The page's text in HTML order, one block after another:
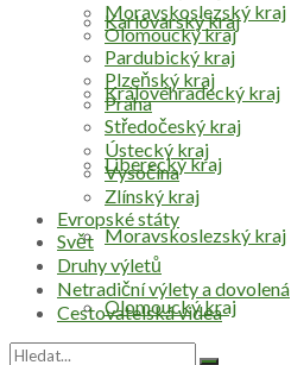
Karlovarský kraj
Královéhradecký kraj
Liberecký kraj
Moravskoslezský kraj
Olomoucký kraj
Moravskoslezský kraj
Olomoucký kraj
Pardubický kraj
Plzeňský kraj
Praha
Středočeský kraj
Ústecký kraj
Vysočina
Zlínský kraj
Evropské státy
Svět
Druhy výletů
Netradiční výlety a dovolená
Cestovatelská videa